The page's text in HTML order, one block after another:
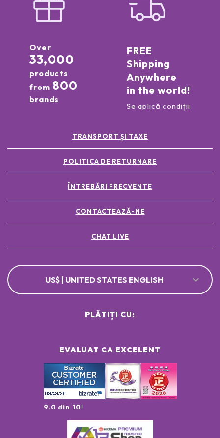
Over
33,000
products
from 800
brands
FREE
Shipping
Anywhere
in the world!
Se aplică condiții
TRANSPORT ȘI TAXE
POLITICA DE RETURNARE
ÎNTREBĂRI FRECVENTE
CONTACTEAZĂ-NE
CHAT LIVE
US$ | UNITED STATES ENGLISH
EVALUAT CA EXCELENT
9.0 din 10!
PLĂTIȚI CU: